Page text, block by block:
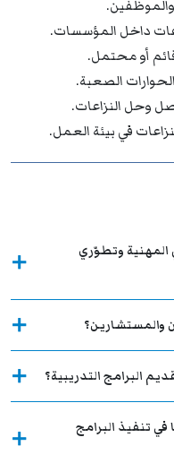
داخل المؤسسات.
أو محتمل.
الصعبة.
وحل النزاعات.
في بيئة العمل.
المهنية وتطوّري
والمستشارين؟
البرامج التدريبية؟
تنفيذ البرامج